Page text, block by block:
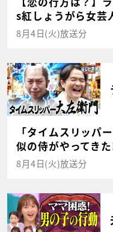
s紅しょうがら女芸
8月4日(火)放送分
「タイムスリッパ
似の侍がやってき
8月4日(火)放送分